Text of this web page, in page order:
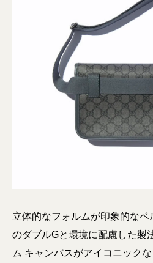
立体的なフォルムが印象的な
のダブルGと環境に配慮した製
ム キャンバスがアイコニック